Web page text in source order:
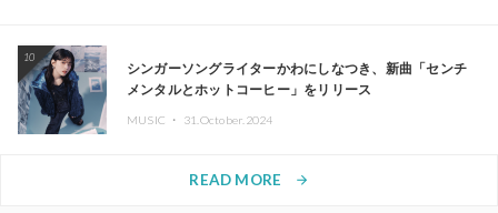
10
シンガーソングライターかわにしなつき、新曲「センチ
メンタルとホットコーヒー」をリリース
MUSIC ・ 31.October.2024
READ MORE arrow_forward